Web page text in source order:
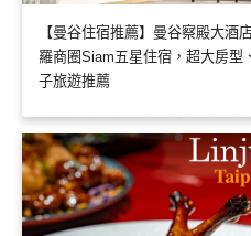
【曼谷住宿推薦】曼谷察殿大酒
羅商圈Siam五星住宿，超大房型
子旅遊推薦